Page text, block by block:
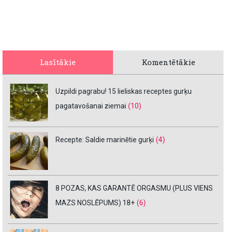
Lasītākie Komentētākie
Uzpildi pagrabu! 15 lieliskas receptes gurķu
pagatavošanai ziemai (10)
Recepte: Saldie marinētie gurķi (4)
8 POZAS, KAS GARANTĒ ORGASMU (PLUS VIENS
MAZS NOSLĒPUMS) 18+ (6)